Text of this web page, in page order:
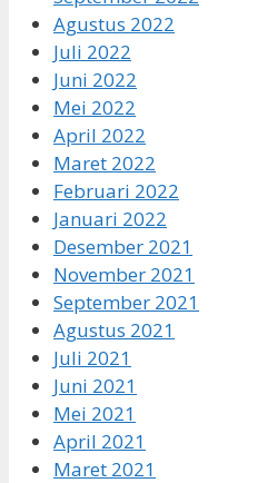
Agustus 2022
Juli 2022
Juni 2022
Mei 2022
April 2022
Maret 2022
Februari 2022
Januari 2022
Desember 2021
November 2021
September 2021
Agustus 2021
Juli 2021
Juni 2021
Mei 2021
April 2021
Maret 2021